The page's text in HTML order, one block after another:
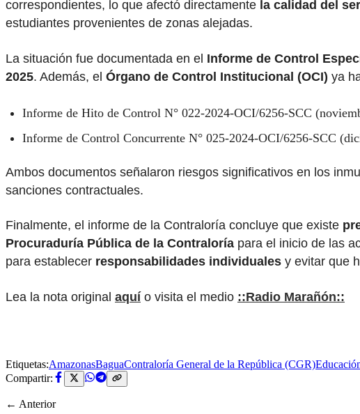
correspondientes, lo que afectó directamente la calidad del
estudiantes provenientes de zonas alejadas.
La situación fue documentada en el Informe de Control
2025. Además, el Órgano de Control Institucional (OCI) ya
Informe de Hito de Control N° 022-2024-OCI/6256-SCC
Informe de Control Concurrente N° 025-2024-OCI/6256-SCC
Ambos documentos señalaron riesgos significativos en los
sanciones contractuales.
Finalmente, el informe de la Contraloría concluye que existe
Procuraduría Pública de la Contraloría para el inicio de las
para establecer responsabilidades individuales y evitar que
Lea la nota original aquío visita el medio ::Radio Marañón::
Etiquetas:AmazonasBaguaContraloría General de la República (CGR)
Compartir:
← Anterior